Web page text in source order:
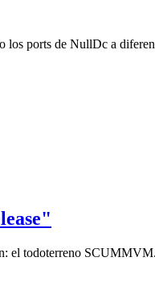
los ports de NullDc a
el todoterreno